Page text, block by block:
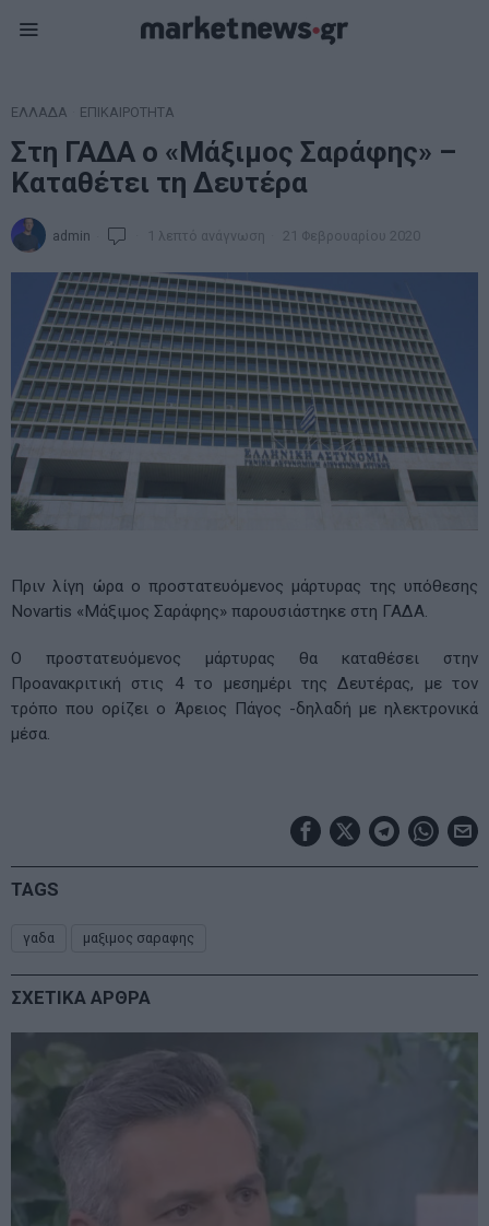
ΕΛΛΑΔΑ ΕΠΙΚΑΙΡΟΤΗΤΑ
Στη ΓΑΔΑ ο «Μάξιμος Σαράφης» –
Καταθέτει τη Δευτέρα
admin 1 λεπτό ανάγνωση 21 Φεβρουαρίου 2020
Πριν λίγη ώρα ο προστατευόμενος μάρτυρας της υπόθεσης
Novartis «Μάξιμος Σαράφης» παρουσιάστηκε στη ΓΑΔΑ.
Ο προστατευόμενος μάρτυρας θα καταθέσει στην
Προανακριτική στις 4 το μεσημέρι της Δευτέρας, με τον
τρόπο που ορίζει ο Άρειος Πάγος -δηλαδή με ηλεκτρονικά
μέσα.
TAGS
γαδα μαξιμος σαραφης
ΣΧΕΤΙΚΑ ΑΡΘΡΑ